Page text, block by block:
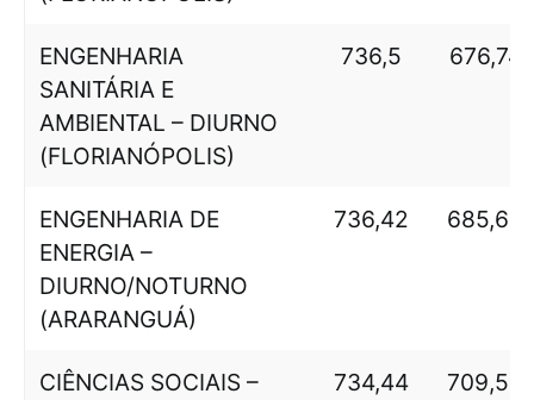
ENGENHARIA
SANITÁRIA E
AMBIENTAL – DIURNO
(FLORIANÓPOLIS)
736,5 676,74
ENGENHARIA DE
ENERGIA –
DIURNO/NOTURNO
(ARARANGUÁ)
736,42 685,65
CIÊNCIAS SOCIAIS –
734,44 709,53